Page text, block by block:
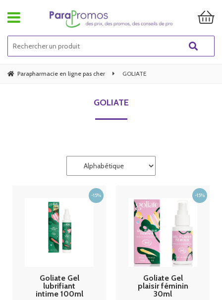
Parapharmacie en ligne pas cher GOLIATE
GOLIATE
Goliate Gel
lubrifiant
intime 100ml
Goliate Gel
plaisir féminin
30ml